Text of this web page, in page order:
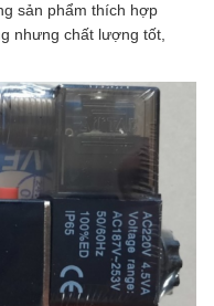
sản phẩm thích hợp
nhưng chất lượng tốt,